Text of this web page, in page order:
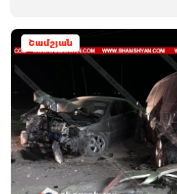
Շամշյան